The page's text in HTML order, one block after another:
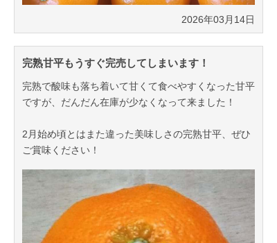
2026年03月14日
完熟甘平もうすぐ完売してしまいます！
完熟で酸味も落ち着いて甘くて食べやすくなった甘平
ですが、だんだん在庫が少なくなって来ました！
2月始め頃とはまた違った美味しさの完熟甘平、ぜひ
ご賞味ください！